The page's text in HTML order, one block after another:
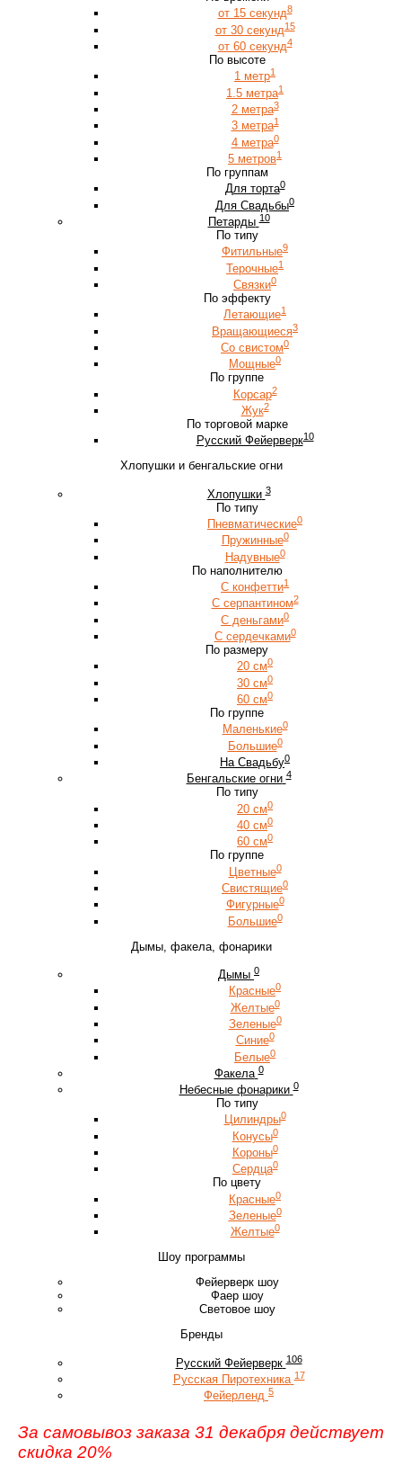
от 15 секунд8
от 30 секунд15
от 60 секунд4
По высоте
1 метр1
1.5 метра1
2 метра3
3 метра1
4 метра0
5 метров1
По группам
Для торта0
Для Свадьбы0
Петарды 10
По типу
Фитильные9
Терочные1
Связки0
По эффекту
Летающие1
Вращающиеся3
Со свистом0
Мощные0
По группе
Корсар2
Жук2
По торговой марке
Русский Фейерверк10
Хлопушки и бенгальские огни
Хлопушки 3
По типу
Пневматические0
Пружинные0
Надувные0
По наполнителю
С конфетти1
С серпантином2
С деньгами0
С сердечками0
По размеру
20 см0
30 см0
60 см0
По группе
Маленькие0
Большие0
На Свадьбу0
Бенгальские огни 4
По типу
20 см0
40 см0
60 см0
По группе
Цветные0
Свистящие0
Фигурные0
Большие0
Дымы, факела, фонарики
Дымы 0
Красные0
Желтые0
Зеленые0
Синие0
Белые0
Факела 0
Небесные фонарики 0
По типу
Цилиндры0
Конусы0
Короны0
Сердца0
По цвету
Красные0
Зеленые0
Желтые0
Шоу программы
Фейерверк шоу
Фаер шоу
Световое шоу
Бренды
Русский Фейерверк 106
Русская Пиротехника 17
Фейерленд 5
За самовывоз заказа 31 декабря действует
скидка 20%